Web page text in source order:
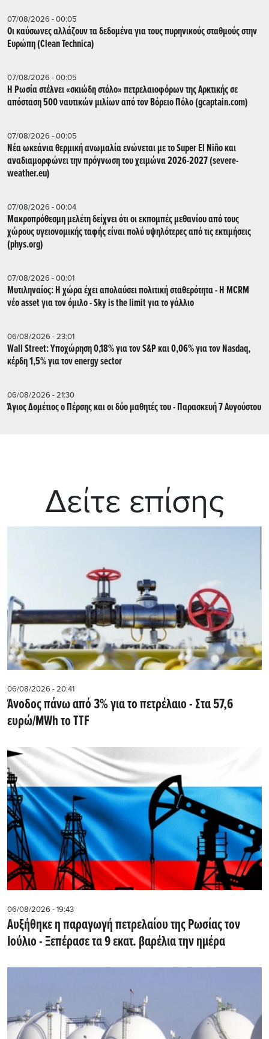
07/08/2026 - 00:05
Οι καύσωνες αλλάζουν τα δεδομένα για τους πυρηνικούς σταθμούς στην
Ευρώπη (Clean Technica)
07/08/2026 - 00:05
Η Ρωσία στέλνει «σκιώδη στόλο» πετρελαιοφόρων της Αρκτικής σε
απόσταση 500 ναυτικών μιλίων από τον Βόρειο Πόλο (gcaptain.com)
07/08/2026 - 00:05
Νέα ωκεάνια θερμική ανωμαλία ενώνεται με το Super El Niño και
αναδιαμορφώνει την πρόγνωση του χειμώνα 2026-2027 (severe-
weather.eu)
07/08/2026 - 00:04
Μακροπρόθεσμη μελέτη δείχνει ότι οι εκπομπές μεθανίου από τους
χώρους υγειονομικής ταφής είναι πολύ υψηλότερες από τις εκτιμήσεις
(phys.org)
07/08/2026 - 00:01
Μυτιληναίος: Η χώρα έχει απολαύσει πολιτική σταθερότητα - Η MCRM
νέο asset για τον όμιλο - Sky is the limit για το γάλλιο
06/08/2026 - 23:01
Wall Street: Υποχώρηση 0,18% για τον S&P και 0,06% για τον Nasdaq,
κέρδη 1,5% για τον energy sector
06/08/2026 - 21:30
Άγιος Δομέτιος ο Πέρσης και οι δύο μαθητές του - Παρασκευή 7 Αυγούστου
Δείτε επίσης
06/08/2026 - 20:41
Άνοδος πάνω από 3% για το πετρέλαιο - Στα 57,6
ευρώ/MWh το TTF
06/08/2026 - 19:43
Αυξήθηκε η παραγωγή πετρελαίου της Ρωσίας τον
Ιούλιο - Ξεπέρασε τα 9 εκατ. βαρέλια την ημέρα